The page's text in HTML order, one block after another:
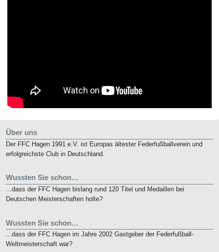
Über uns
Der FFC Hagen 1991 e.V. ist Europas ältester Federfußballverein und
erfolgreichste Club in Deutschland.
Wussten Sie schon…
...dass der FFC Hagen bislang rund 120 Titel und Medaillen bei
Deutschen Meisterschaften holte?
Wussten Sie schon…
...dass der FFC Hagen im Jahre 2002 Gastgeber der Federfußball-
Weltmeisterschaft war?